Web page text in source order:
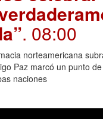
. 08:00
norteamericana
Paz marcó un punto
naciones